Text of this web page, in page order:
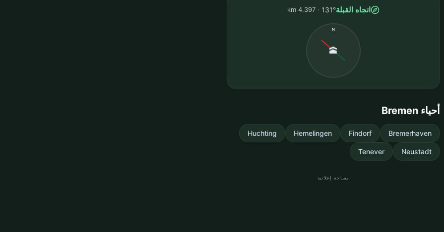
اتجاه القبلة131°
4.397 km
N
🕋
أحياء Bremen
Bremerhaven
Findorf
Hemelingen
Huchting
Neustadt
Tenever
مساحة إعلانية